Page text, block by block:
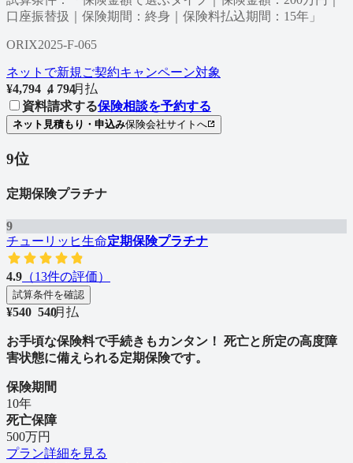
口座振替扱｜保険期間：終身｜保険料払込期間：15年」
ORIX2025-F-065
ネットで新規ご契約キャンペーン対象
¥4,794 4
, 794
/月払
資料請求する保険相談を予約する
ネット見積もり・申込み保険会社サイトへ
9位
定期保険プラチナ
9
チューリッヒ生命定期保険プラチナ
4.9 （13件の評価）
試算条件を確認
¥540 540
/月払
お手頃な保険料で手続きもカンタン！ 死亡と所定の高度障
害状態に備えられる定期保険です。
保険期間
10年
死亡保障
500万円
プラン詳細を見る